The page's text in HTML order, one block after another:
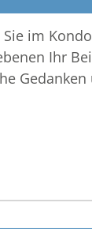
Sie im
Ihr